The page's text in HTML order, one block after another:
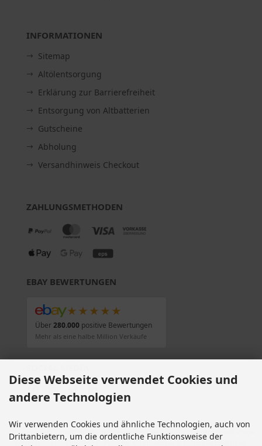
INFORMATIONEN
Sitemap
Altölentsorgung
Erklärung zur Barrierefreiheit
Entsorgung von Altbatterien
Gutscheine
Abholung
Versandhinweis Checkout
ZAHLUNGSMETHODEN
EBAY BEWERTUNGEN
★★★★★
Über280.000positive Bewertungen
Mehr als eine halbe Million Verkäufe
Alle Preise inkl. gesetzl. MwSt. zzgl. Versandkosten . Die durchgestrichenen Preise
entsprechen dem bisherigen Preis bei Motorradteile & Motorrad Ersatzteile.
Diese Webseite verwendet Cookies und
andere Technologien
Wir verwenden Cookies und ähnliche Technologien, auch von
Drittanbietern, um die ordentliche Funktionsweise der